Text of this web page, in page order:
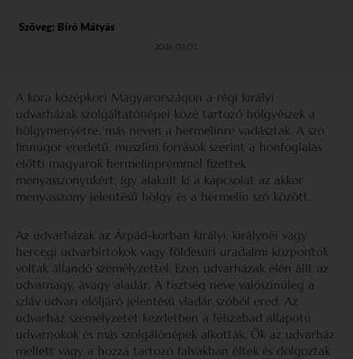
Szöveg: Bíró Mátyás
2026.03.02.
A kora középkori Magyarországon a régi királyi
udvarházak szolgáltatónépei közé tartozó hölgyészek a
hölgymenyétre, más néven a hermelinre vadásztak. A szó
finnugor eredetű, muszlim források szerint a honfoglalás
előtti magyarok hermelinprémmel fizettek
menyasszonyukért, így alakult ki a kapcsolat az akkor
menyasszony jelentésű hölgy és a hermelin szó között.
Az udvarházak az Árpád-korban királyi, királynéi vagy
hercegi udvarbirtokok vagy földesúri uradalmi központok
voltak állandó személyzettel. Ezen udvarházak élén állt az
udvarnagy, avagy aladár. A tisztség neve valószínűleg a
szláv udvari elöljáró jelentésű vladár szóból ered. Az
udvarház személyzetét kezdetben a félszabad állapotú
udvarnokok és más szolgálónépek alkották. Ők az udvarház
mellett vagy a hozzá tartozó falvakban éltek és dolgoztak